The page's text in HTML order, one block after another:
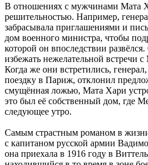
В отношениях с мужчинами Мата
решительностью. Например,
забрасывала приглашениями и
дом военного министра, чтобы
которой он впоследствии
избежать нежелательной встречи
Когда же они встретились,
поездку в Париж, отклонил
смущённая ложью, Мата Хари
это был её собственный дом, где
следующее утро.
Самым страстным романом в
с капитаном русской армии
она приехала в 1916 году в